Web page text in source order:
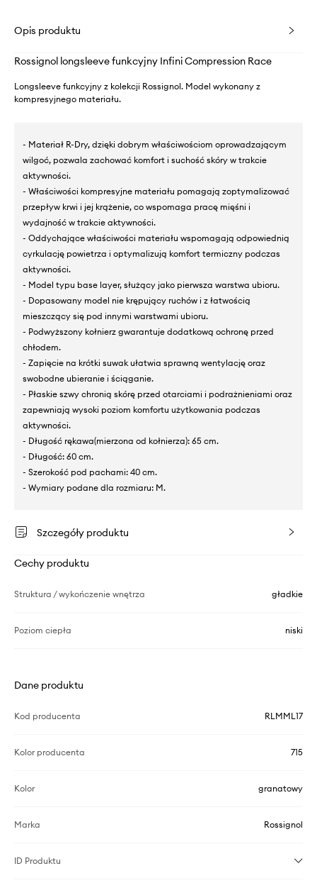
Opis produktu
Rossignol longsleeve funkcyjny Infini Compression Race
Longsleeve funkcyjny z kolekcji Rossignol. Model wykonany z
kompresyjnego materiału.
- Materiał R-Dry, dzięki dobrym właściwościom oprowadzającym
wilgoć, pozwala zachować komfort i suchość skóry w trakcie
aktywności.
- Właściwości kompresyjne materiału pomagają zoptymalizować
przepływ krwi i jej krążenie, co wspomaga pracę mięśni i
wydajność w trakcie aktywności.
- Oddychające właściwości materiału wspomagają odpowiednią
cyrkulację powietrza i optymalizują komfort termiczny podczas
aktywności.
- Model typu base layer, służący jako pierwsza warstwa ubioru.
- Dopasowany model nie krępujący ruchów i z łatwością
mieszczący się pod innymi warstwami ubioru.
- Podwyższony kołnierz gwarantuje dodatkową ochronę przed
chłodem.
- Zapięcie na krótki suwak ułatwia sprawną wentylację oraz
swobodne ubieranie i ściąganie.
- Płaskie szwy chronią skórę przed otarciami i podrażnieniami oraz
zapewniają wysoki poziom komfortu użytkowania podczas
aktywności.
- Długość rękawa(mierzona od kołnierza): 65 cm.
- Długość: 60 cm.
- Szerokość pod pachami: 40 cm.
- Wymiary podane dla rozmiaru: M.
Szczegóły produktu
Cechy produktu
Struktura / wykończenie wnętrza gładkie
Poziom ciepła niski
Dane produktu
Kod producenta RLMML17
Kolor producenta 715
Kolor granatowy
Marka Rossignol
ID Produktu